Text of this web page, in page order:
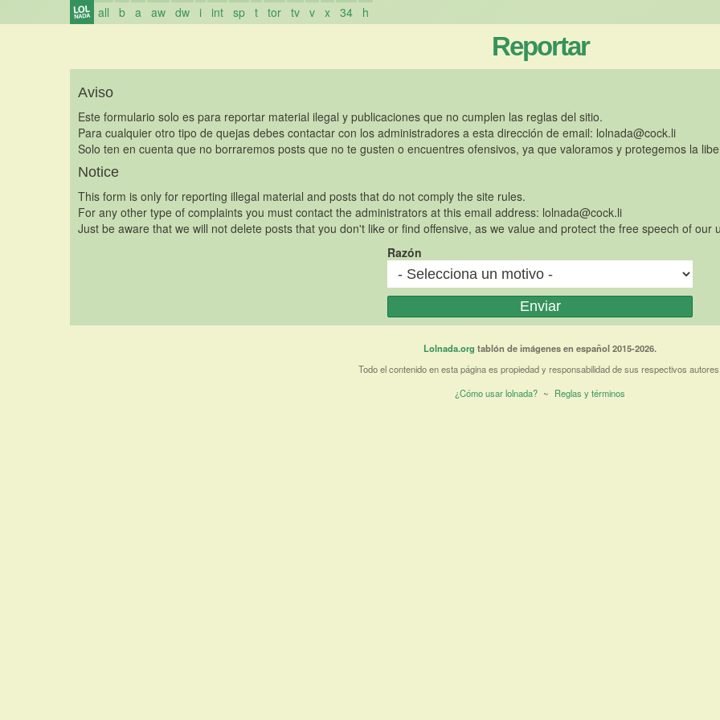
all b a aw dw i int sp t tor tv v x 34 h
Reportar
Aviso
Este formulario solo es para reportar material ilegal y publicaciones que no cumplen las reglas del sitio.
Para cualquier otro tipo de quejas debes contactar con los administradores a esta dirección de email: lolnada@cock.li
Solo ten en cuenta que no borraremos posts que no te gusten o encuentres ofensivos, ya que valoramos y protegemos la
Notice
This form is only for reporting illegal material and posts that do not comply the site rules.
For any other type of complaints you must contact the administrators at this email address: lolnada@cock.li
Just be aware that we will not delete posts that you don't like or find offensive, as we value and protect the free speech of our
Razón
Lolnada.org tablón de imágenes en español 2015-2026.
Todo el contenido en esta página es propiedad y responsabilidad de sus respectivos
¿Cómo usar lolnada? ~ Reglas y términos